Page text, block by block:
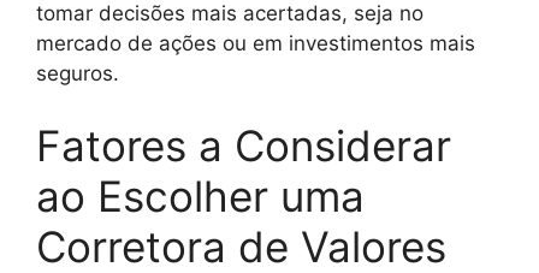
tomar decisões mais acertadas, seja no
mercado de ações ou em investimentos mais
seguros.
Fatores a Considerar
ao Escolher uma
Corretora de Valores